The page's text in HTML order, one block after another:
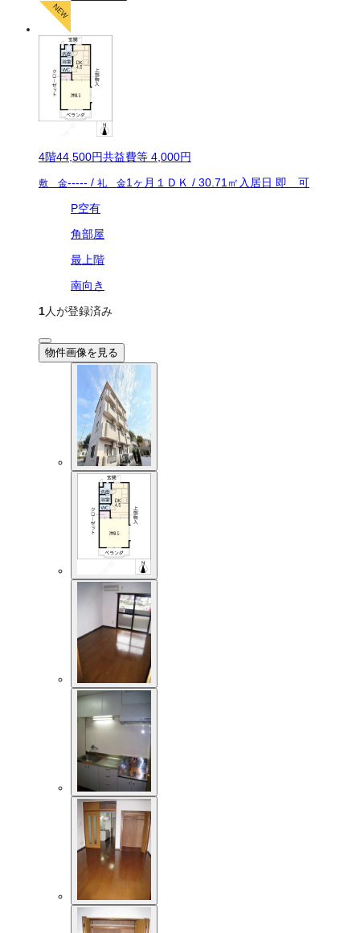
4階44,500円共益費等 4,000円
敷 金----- / 礼 金1ヶ月 １ＤＫ / 30.71 ㎡ 入居日 即 可
P空有
角部屋
最上階
南向き
1人が登録済み
物件画像を見る